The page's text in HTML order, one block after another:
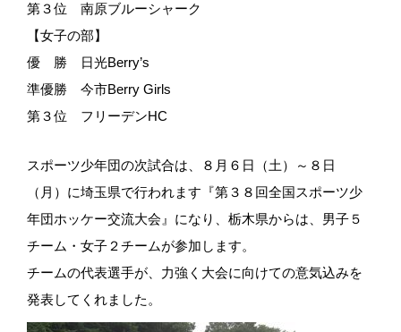
第３位 南原ブルーシャーク
【女子の部】
優 勝 日光Berry’s
準優勝 今市Berry Girls
第３位 フリーデンHC
スポーツ少年団の次試合は、８月６日（土）～８日
（月）に埼玉県で行われます『第３８回全国スポーツ少
年団ホッケー交流大会』になり、栃木県からは、男子５
チーム・女子２チームが参加します。
チームの代表選手が、力強く大会に向けての意気込みを
発表してくれました。